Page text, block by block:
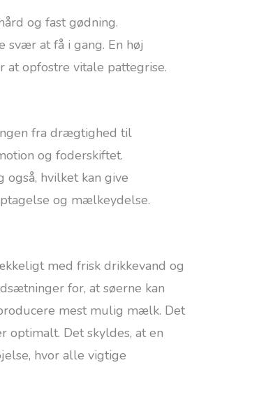
og fast gødning.
at få i gang. En høj
opfostre vitale pattegrise.
fra drægtighed til
og foderskiftet.
hvilket kan give
og mælkeydelse.
med frisk drikkevand og
for, at søerne kan
mest mulig mælk. Det
optimalt. Det skyldes, at en
hvor alle vigtige